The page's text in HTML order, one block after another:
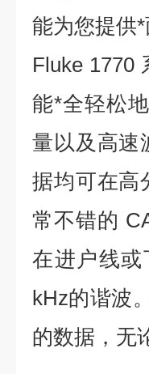
能为您提供
Fluke 1770
能*全轻松
量以及高速
据均可在高
常不错的
在进户线
kHz的谐波
的数据，无